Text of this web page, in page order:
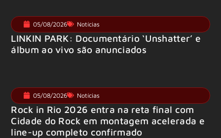
05/08/2026 Notícias
LINKIN PARK: Documentário ‘Unshatter’ e
álbum ao vivo são anunciados
05/08/2026 Notícias
Rock in Rio 2026 entra na reta final com
Cidade do Rock em montagem acelerada e
line-up completo confirmado